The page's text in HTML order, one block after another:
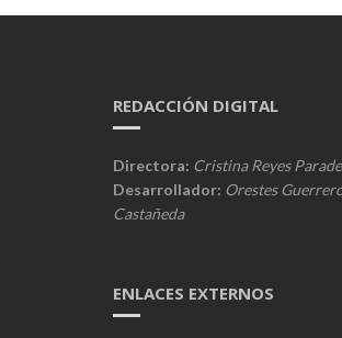
REDACCIÓN DIGITAL
Directora: Cristina Reyes
Desarrollador: Orestes
Castañeda
ENLACES EXTERNOS